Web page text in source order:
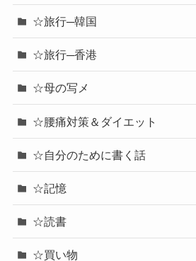
☆旅行─韓国
☆旅行─香港
☆母の写メ
☆腰痛対策＆ダイエット
☆自分のために書く話
☆記憶
☆読書
☆買い物